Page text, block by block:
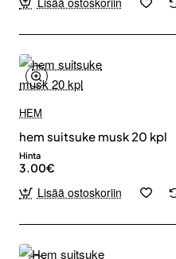
HEM
hem suitsuke musk 20 kpl
Hinta
3.00€
Lisää ostoskoriin